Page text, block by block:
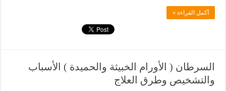
أكمل القراءة »
السرطان ( الأورام الخبيثة والحميدة ) الأسباب
والتشخيص وطرق العلاج